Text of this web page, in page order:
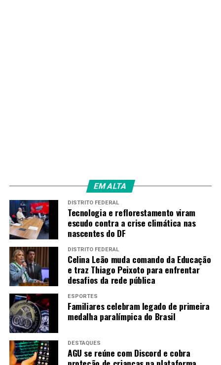
EM ALTA
DISTRITO FEDERAL
Tecnologia e reflorestamento viram
escudo contra a crise climática nas
nascentes do DF
DISTRITO FEDERAL
Celina Leão muda comando da Educação
e traz Thiago Peixoto para enfrentar
desafios da rede pública
ESPORTES
Familiares celebram legado de primeira
medalha paralímpica do Brasil
DESTAQUES
AGU se reúne com Discord e cobra